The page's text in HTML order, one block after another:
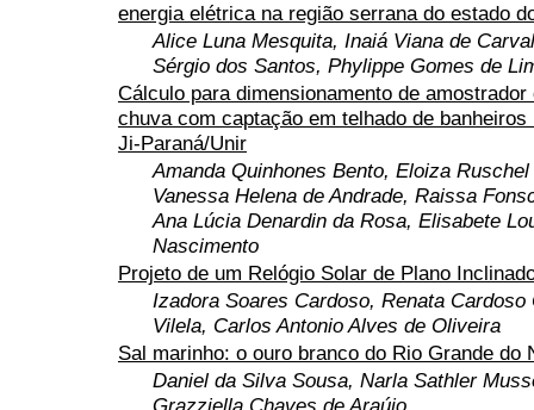
energia elétrica na região serrana do estado
Alice Luna Mesquita, Inaiá Viana de
Sérgio dos Santos, Phylippe Gomes de
Cálculo para dimensionamento de amostrador
chuva com captação em telhado de banheiros
Ji-Paraná/Unir
Amanda Quinhones Bento, Eloiza
Vanessa Helena de Andrade, Raissa
Ana Lúcia Denardin da Rosa, Elisabete
Nascimento
Projeto de um Relógio Solar de Plano
Izadora Soares Cardoso, Renata Cardoso
Vilela, Carlos Antonio Alves de Oliveira
Sal marinho: o ouro branco do Rio Grande do
Daniel da Silva Sousa, Narla Sathler